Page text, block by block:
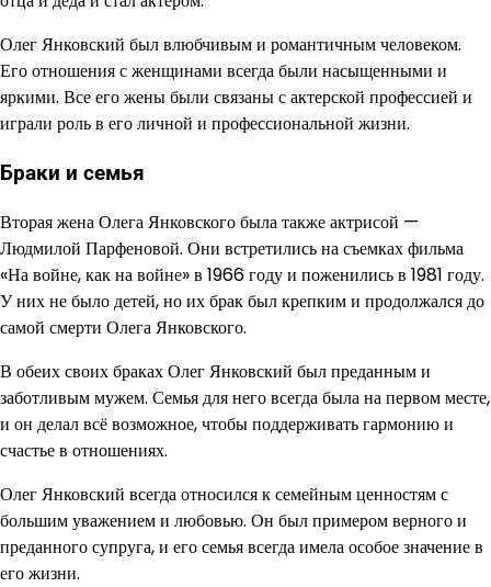
Олег Янковский был влюбчивым и романтичным человеком.
Его отношения с женщинами всегда были насыщенными и
яркими. Все его жены были связаны с актерской профессией и
играли роль в его личной и профессиональной жизни.
Браки и семья
Вторая жена Олега Янковского была также актрисой —
Людмилой Парфеновой. Они встретились на съемках фильма
«На войне, как на войне» в 1966 году и поженились в 1981 году.
У них не было детей, но их брак был крепким и продолжался до
самой смерти Олега Янковского.
В обеих своих браках Олег Янковский был преданным и
заботливым мужем. Семья для него всегда была на первом месте,
и он делал всё возможное, чтобы поддерживать гармонию и
счастье в отношениях.
Олег Янковский всегда относился к семейным ценностям с
большим уважением и любовью. Он был примером верного и
преданного супруга, и его семья всегда имела особое значение в
его жизни.